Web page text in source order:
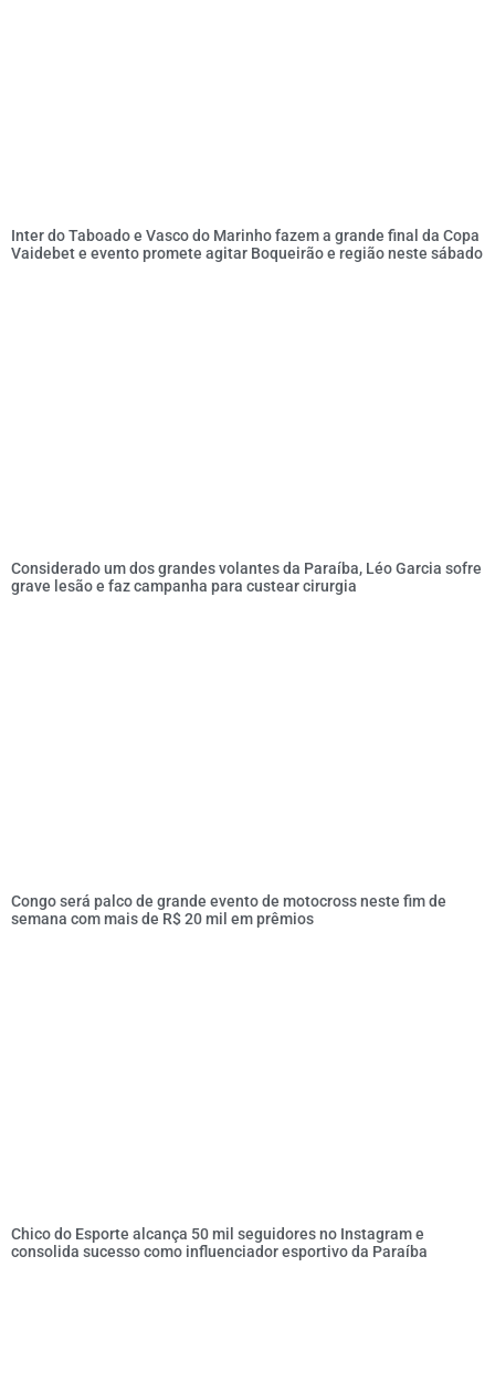
Inter do Taboado e Vasco do Marinho fazem a grande final da Copa
Vaidebet e evento promete agitar Boqueirão e região neste sábado
Considerado um dos grandes volantes da Paraíba, Léo Garcia sofre
grave lesão e faz campanha para custear cirurgia
Congo será palco de grande evento de motocross neste fim de
semana com mais de R$ 20 mil em prêmios
Chico do Esporte alcança 50 mil seguidores no Instagram e
consolida sucesso como influenciador esportivo da Paraíba